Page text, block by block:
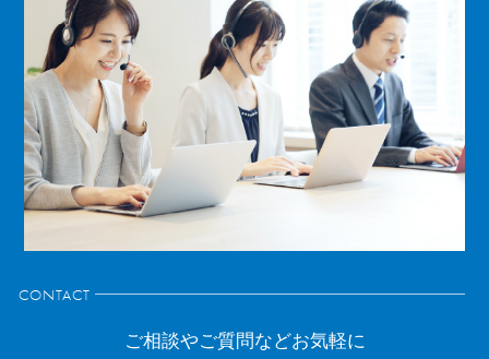
CONTACT
ご相談やご質問などお気軽に